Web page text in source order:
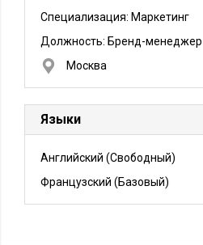
Специализация: Маркетинг
Должность: Бренд-менеджер
Москва
Языки
Английский (Свободный)
Французский (Базовый)